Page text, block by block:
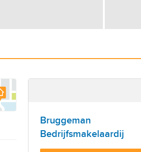
Bruggeman
Bedrijfsmakelaardij